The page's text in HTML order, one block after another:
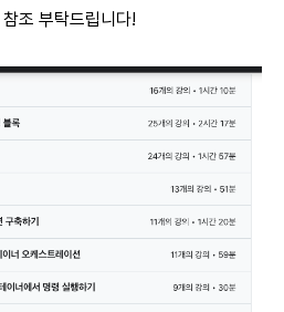
참조 부탁드립니다!